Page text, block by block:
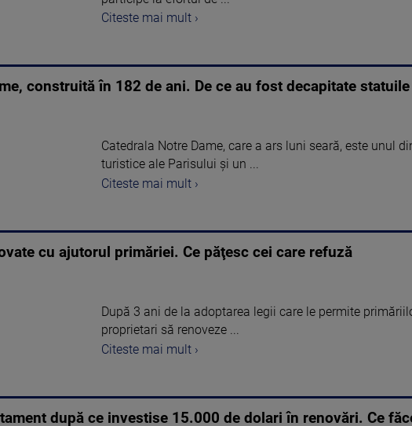
Citeste mai mult ›
construită în 182 de ani. De ce au fost decapitate statuile
Catedrala Notre Dame, care a ars luni seară, este unul
turistice ale Parisului şi un ...
Citeste mai mult ›
cu ajutorul primăriei. Ce păţesc cei care refuză
După 3 ani de la adoptarea legii care le permite
proprietari să renoveze ...
Citeste mai mult ›
după ce investise 15.000 de dolari în renovări. Ce